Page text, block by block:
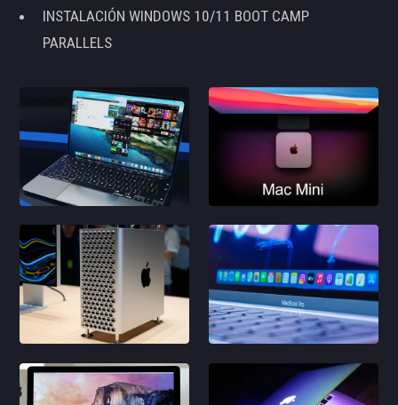
INSTALACIÓN WINDOWS 10/11 BOOT CAMP
PARALLELS